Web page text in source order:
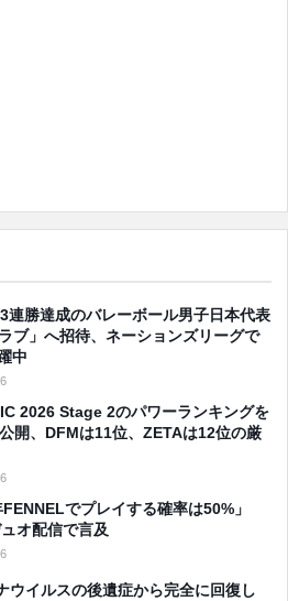
連勝達成のバレーボール男子日本代表
ブ」へ招待、ネーションズリーグで
中
2026 Stage 2のパワーランキングを
開、DFMは11位、ZETAは12位の厳
でプレイする確率は50%」
オ配信で言及
ウイルスの後遺症から完全に回復し